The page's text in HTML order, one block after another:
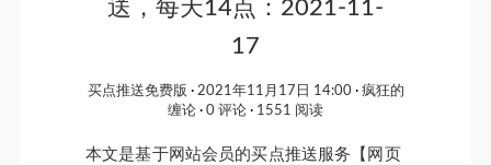
送，每天14点：2021-11-
17
买点推送免费版 2021年11月17日 14:00
疯狂的
缠论
0 评论 1551 阅读
本文是基于网站会员的买点推送服务【网页